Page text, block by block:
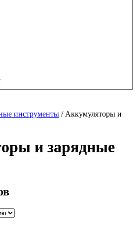
инструменты / Аккумуляторы и
и зарядные